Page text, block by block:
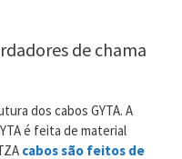
de chama
dos cabos GYTA. A
é feita de material
cabos são feitos de